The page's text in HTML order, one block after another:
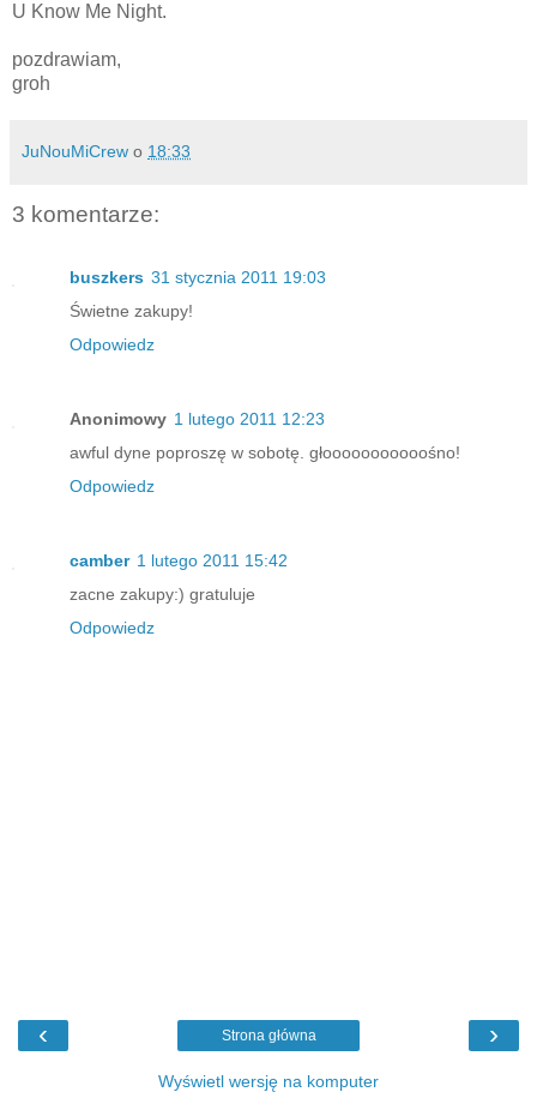
U Know Me Night.
pozdrawiam,
groh
JuNouMiCrew o 18:33
3 komentarze:
buszkers 31 stycznia 2011 19:03
Świetne zakupy!
Odpowiedz
Anonimowy 1 lutego 2011 12:23
awful dyne poproszę w sobotę. głooooooooooośno!
Odpowiedz
camber 1 lutego 2011 15:42
zacne zakupy:) gratuluje
Odpowiedz
‹ ›
Strona główna
Wyświetl wersję na komputer